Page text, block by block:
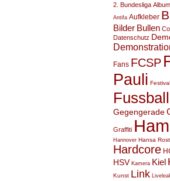
2. Bundesliga Album
Antifa Aufkleber
Bilder Bullen
Datenschutz
Fans FCSP
Pauli Festival
Fussball
Gegengerade
Graffiti
Hannover Hansa
Hardcore
HSV Kamera Kiel
Kunst Link